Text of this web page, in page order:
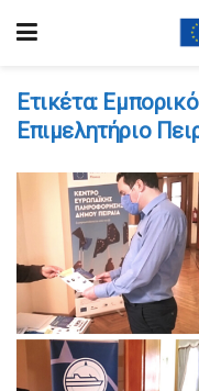
Ετικέτα:
Επιμελητήριο